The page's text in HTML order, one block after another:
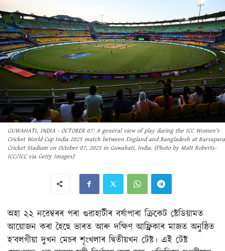
GUWAHATI, INDIA - OCTOBER 07: A general view of play during the ICC Women's
Cricket World Cup India 2025 match between England and Bangladesh at Barsapara
Cricket Stadium on October 07, 2025 in Guwahati, India. (Photo by Matt Roberts-
ICC/ICC via Getty Images)
অহা ২২ নৱেম্বৰৰ পৰা গুৱাহাটীৰ বৰ্ষাপাৰা ক্ৰিকেট ষ্টেডিয়ামত
আয়োজন কৰা হৈছে ভাৰত আৰু দক্ষিণ আফ্ৰিকাৰ মাজত অনুষ্ঠিত
হ’বলগীয়া দুখন মেচৰ শৃংখলাৰ দ্বিতীয়খন টেষ্ট। এই টেষ্ট